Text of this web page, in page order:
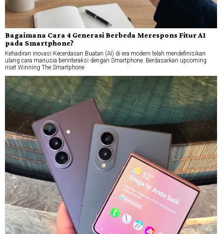
Bagaimana Cara 4 Generasi Berbeda Merespons Fitur AI
pada Smartphone?
Kehadiran inovasi Kecerdasan Buatan (AI) di era modern telah mendefinisikan
ulang cara manusia berinteraksi dengan Smartphone. Berdasarkan upcoming
riset Winning The Smartphone